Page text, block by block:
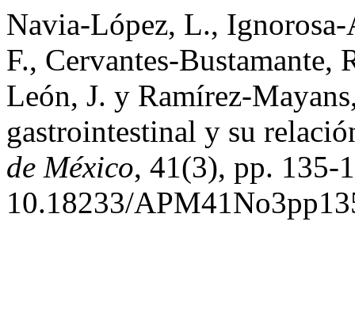
Navia-López, L.,
F., Cervantes-Bustamante,
León, J. y Ramírez-
gastrointestinal y su
de México, 41(3), pp. 135-
10.18233/